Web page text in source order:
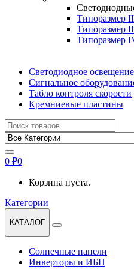
Типоразмер II
Типоразмер
Типоразмер
Светодиодное
Сигнальное
Табло контроля скорости
Кремниевые пластины
Найти:
0 ₽0
Корзина пуста.
Категории
КАТАЛОГ
Солнечные панели
Инверторы и ИБП